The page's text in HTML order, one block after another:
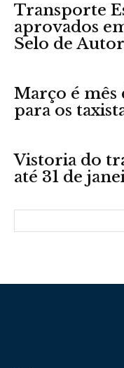
Transporte
aprovados
Selo de
Março é
para os
Vistoria do
até 31 de